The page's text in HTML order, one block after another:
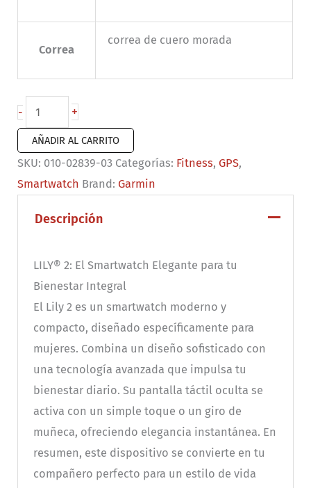
Correa
correa de cuero morada
-
Lily
2
Classic
|
Smartwatch
deportivo
cantidad
+
AÑADIR AL CARRITO
SKU: 010-02839-03 Categorías: Fitness, GPS,
Smartwatch Brand: Garmin
Descripción
LILY® 2: El Smartwatch Elegante para tu
Bienestar Integral
El Lily 2 es un smartwatch moderno y
compacto, diseñado específicamente para
mujeres. Combina un diseño sofisticado con
una tecnología avanzada que impulsa tu
bienestar diario. Su pantalla táctil oculta se
activa con un simple toque o un giro de
muñeca, ofreciendo elegancia instantánea. En
resumen, este dispositivo se convierte en tu
compañero perfecto para un estilo de vida